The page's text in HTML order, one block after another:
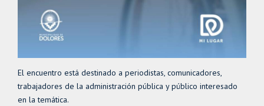
El encuentro está destinado a periodistas, comunicadores,
trabajadores de la administración pública y público interesado
en la temática.